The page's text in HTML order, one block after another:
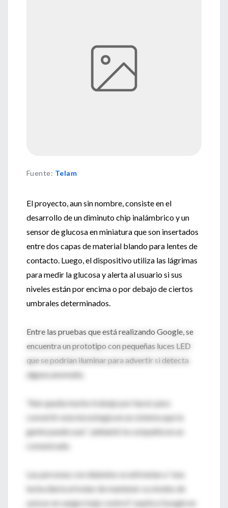
Fuente: Telam
El proyecto, aun sin nombre, consiste en el
desarrollo de un diminuto chip inalámbrico y un
sensor de glucosa en miniatura que son insertados
entre dos capas de material blando para lentes de
contacto. Luego, el dispositivo utiliza las lágrimas
para medir la glucosa y alerta al usuario si sus
niveles están por encima o por debajo de ciertos
umbrales determinados.
Entre las pruebas que está realizando Google, se
encuentra un prototipo con pequeñas luces LED
que se podrían iluminar para advertir si detecta
alguna anomalía.
“Aún queda mucho trabajo por hacer para
convertir esta tecnología en un sistema que la
gente puede usar”, adelantó la compañía en un
comunicado.
Las personas con diabetes se enfrentan a “una
lucha diaria al tratar de mantener su niveles de
azúcar en sangre bajo control”, explica Google en